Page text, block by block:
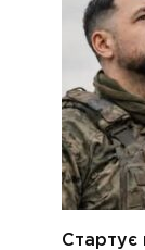
Стартує